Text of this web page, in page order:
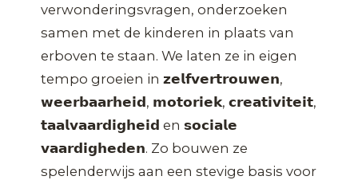
verwonderingsvragen, onderzoeken
samen met de kinderen in plaats van
erboven te staan. We laten ze in eigen
tempo groeien in 𝘇𝗲𝗹𝗳𝘃𝗲𝗿𝘁𝗿𝗼𝘂𝘄𝗲𝗻,
𝘄𝗲𝗲𝗿𝗯𝗮𝗮𝗿𝗵𝗲𝗶𝗱, 𝗺𝗼𝘁𝗼𝗿𝗶𝗲𝗸, 𝗰𝗿𝗲𝗮𝘁𝗶𝘃𝗶𝘁𝗲𝗶𝘁,
𝘁𝗮𝗮𝗹𝘃𝗮𝗮𝗿𝗱𝗶𝗴𝗵𝗲𝗶𝗱 en 𝘀𝗼𝗰𝗶𝗮𝗹𝗲
𝘃𝗮𝗮𝗿𝗱𝗶𝗴𝗵𝗲𝗱𝗲𝗻. Zo bouwen ze
spelenderwijs aan een stevige basis voor